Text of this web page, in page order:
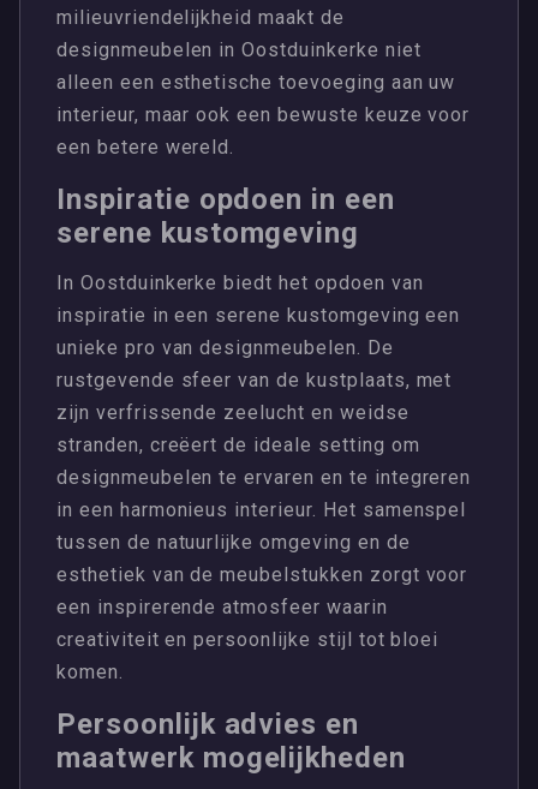
milieuvriendelijkheid maakt de
designmeubelen in Oostduinkerke niet
alleen een esthetische toevoeging aan uw
interieur, maar ook een bewuste keuze voor
een betere wereld.
Inspiratie opdoen in een
serene kustomgeving
In Oostduinkerke biedt het opdoen van
inspiratie in een serene kustomgeving een
unieke pro van designmeubelen. De
rustgevende sfeer van de kustplaats, met
zijn verfrissende zeelucht en weidse
stranden, creëert de ideale setting om
designmeubelen te ervaren en te integreren
in een harmonieus interieur. Het samenspel
tussen de natuurlijke omgeving en de
esthetiek van de meubelstukken zorgt voor
een inspirerende atmosfeer waarin
creativiteit en persoonlijke stijl tot bloei
komen.
Persoonlijk advies en
maatwerk mogelijkheden